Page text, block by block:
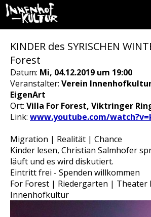
KINDER des SYRISCHEN
Forest
Datum: Mi, 04.12.2019 um 19:00
Veranstalter: Verein
EigenArt
Ort: Villa For Forest, Viktringer
Link: www.youtube.com/
Migration | Realität | Chance
Kinder lesen, Christian Salmhofer
läuft und es wird diskutiert.
Eintritt frei - Spenden willkommen
For Forest | Riedergarten | Theater
Innenhofkultur